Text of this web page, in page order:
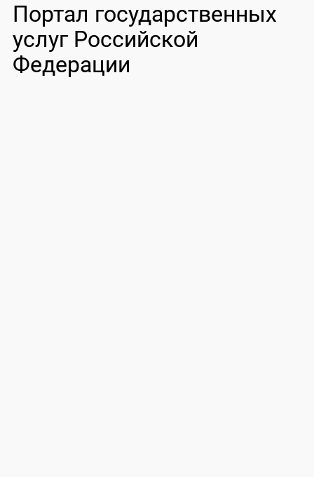
Портал государственных
услуг Российской
Федерации